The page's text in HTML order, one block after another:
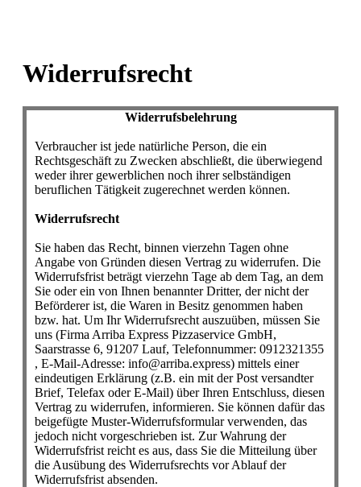
Widerrufsrecht
Widerrufsbelehrung
Verbraucher ist jede natürliche Person, die ein
Rechtsgeschäft zu Zwecken abschließt, die überwiegend
weder ihrer gewerblichen noch ihrer selbständigen
beruflichen Tätigkeit zugerechnet werden können.
Widerrufsrecht
Sie haben das Recht, binnen vierzehn Tagen ohne
Angabe von Gründen diesen Vertrag zu widerrufen. Die
Widerrufsfrist beträgt vierzehn Tage ab dem Tag, an dem
Sie oder ein von Ihnen benannter Dritter, der nicht der
Beförderer ist, die Waren in Besitz genommen haben
bzw. hat. Um Ihr Widerrufsrecht auszuüben, müssen Sie
uns (Firma Arriba Express Pizzaservice GmbH,
Saarstrasse 6, 91207 Lauf, Telefonnummer: 0912321355
, E-Mail-Adresse: info@arriba.express) mittels einer
eindeutigen Erklärung (z.B. ein mit der Post versandter
Brief, Telefax oder E-Mail) über Ihren Entschluss, diesen
Vertrag zu widerrufen, informieren. Sie können dafür das
beigefügte Muster-Widerrufsformular verwenden, das
jedoch nicht vorgeschrieben ist. Zur Wahrung der
Widerrufsfrist reicht es aus, dass Sie die Mitteilung über
die Ausübung des Widerrufsrechts vor Ablauf der
Widerrufsfrist absenden.